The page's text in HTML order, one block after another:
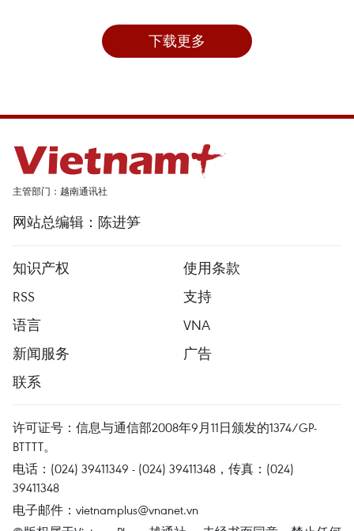
下载更多
主管部门：越南通讯社
网站总编辑：陈进笋
知识产权
使用条款
RSS
支持
语言
VNA
新闻服务
广告
联系
许可证号：信息与通信部2008年9月11日颁发的1374/GP-
BTTTT。
电话：(024) 39411349 - (024) 39411348，传真：(024)
39411348
电子邮件： vietnamplus@vnanet.vn